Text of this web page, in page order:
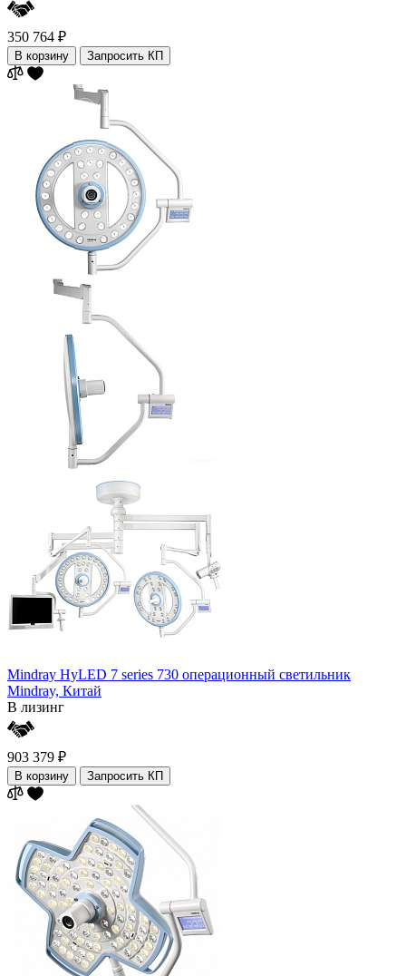
350 764 ₽
В корзину Запросить КП
Mindray HyLED 7 series 730 операционный светильник
Mindray, Китай
В лизинг
903 379 ₽
В корзину Запросить КП